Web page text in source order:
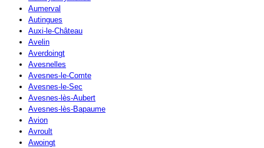
Aumerval
Autingues
Auxi-le-Château
Avelin
Averdoingt
Avesnelles
Avesnes-le-Comte
Avesnes-le-Sec
Avesnes-lès-Aubert
Avesnes-lès-Bapaume
Avion
Avroult
Awoingt